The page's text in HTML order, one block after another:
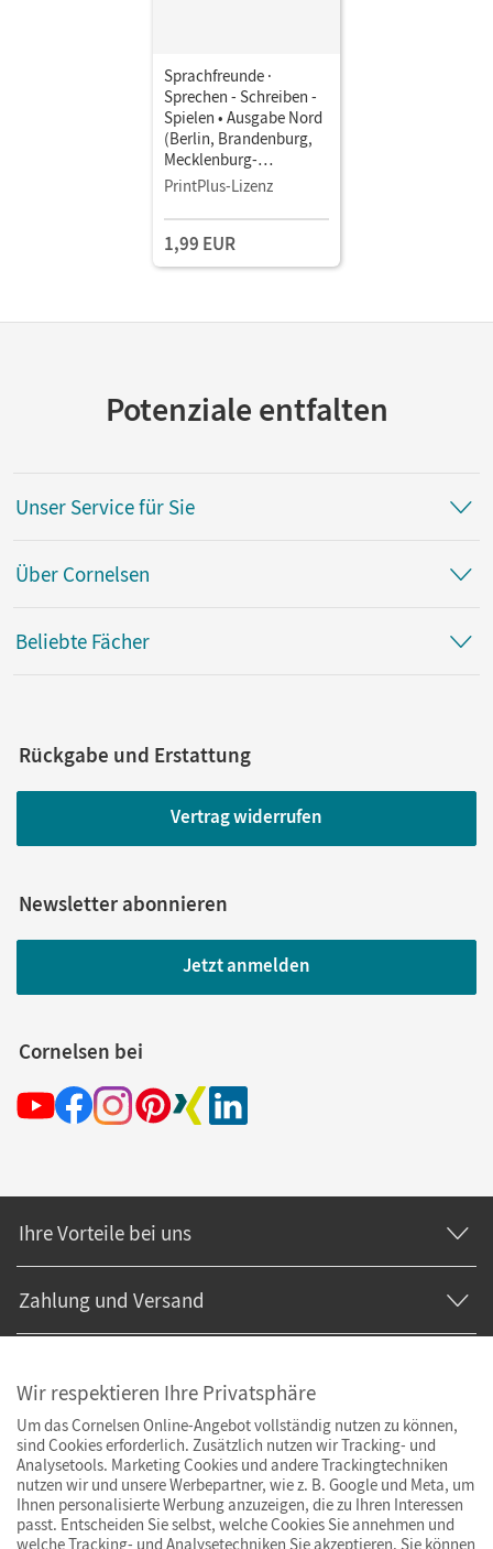
Sprachfreunde ·
Sprechen - Schreiben -
Spielen • Ausgabe Nord
(Berlin, Brandenburg,
Mecklenburg-
Vorpommern) -
4. Schuljahr •
Sprachbuch als E-Book
PrintPlus-Lizenz
1,99 EUR
Potenziale entfalten
Unser Service für Sie
Über Cornelsen
Beliebte Fächer
Rückgabe und Erstattung
Vertrag widerrufen
Newsletter abonnieren
Jetzt anmelden
Cornelsen bei
Ihre Vorteile bei uns
Zahlung und Versand
Wir respektieren Ihre Privatsphäre
Um das Cornelsen Online-Angebot vollständig nutzen zu können,
sind Cookies erforderlich. Zusätzlich nutzen wir Tracking- und
Analysetools. Marketing Cookies und andere Trackingtechniken
nutzen wir und unsere Werbepartner, wie z. B. Google und Meta, um
Ihnen personalisierte Werbung anzuzeigen, die zu Ihren Interessen
passt. Entscheiden Sie selbst, welche Cookies Sie annehmen und
welche Tracking- und Analysetechniken Sie akzeptieren. Sie können